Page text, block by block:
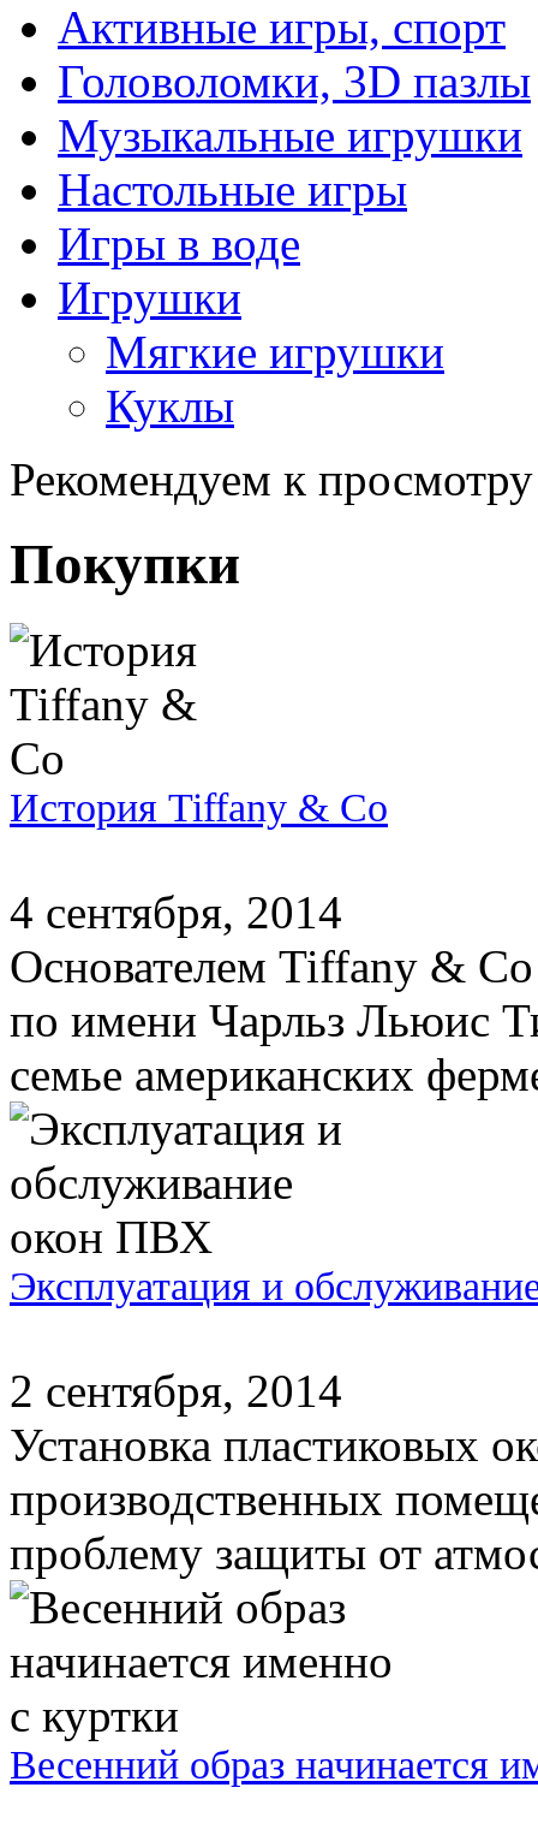
Активные игры, спорт
Головоломки, 3D пазлы
Музыкальные игрушки
Настольные игры
Игры в воде
Игрушки
Мягкие игрушки
Куклы
Рекомендуем к просмотру
Покупки
История Tiffany & Co
4 сентября, 2014
Основателем Tiffany & Co
по имени Чарльз Льюис
семье американских
Эксплуатация и
2 сентября, 2014
Установка пластиковых
производственных
проблему защиты от
Весенний образ начинается